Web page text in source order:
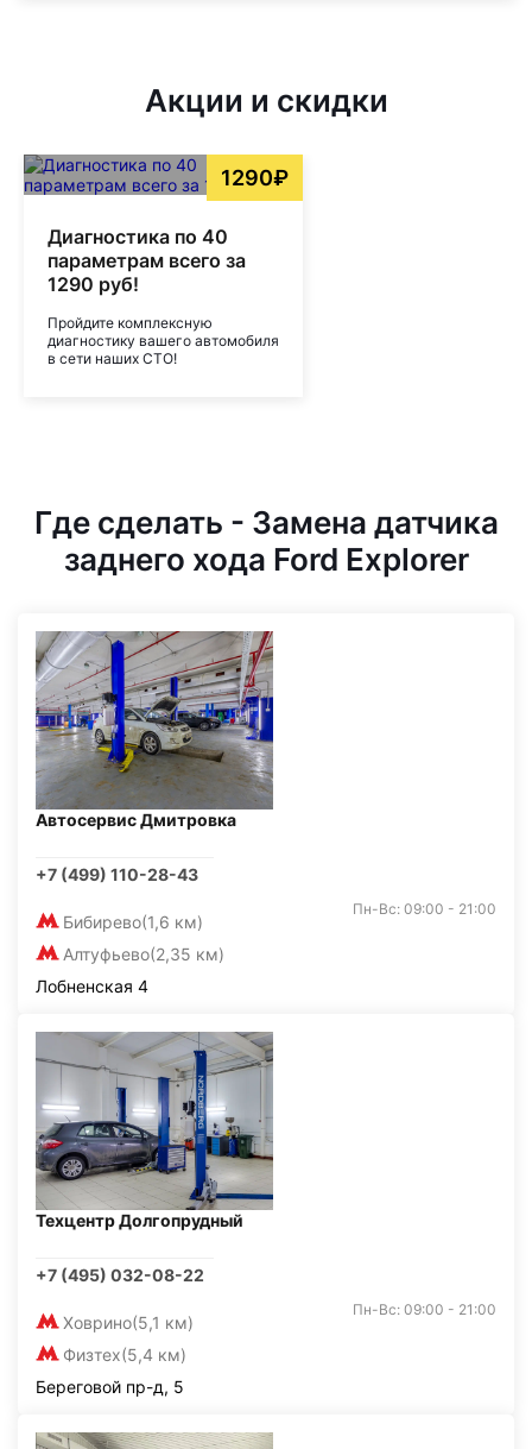
Акции и скидки
1290₽
Диагностика по 40
параметрам всего за
1290 руб!
Пройдите комплексную
диагностику вашего автомобиля
в сети наших СТО!
Где сделать - Замена датчика
заднего хода Ford Explorer
Автосервис Дмитровка
+7 (499) 110-28-43
Бибирево(1,6 км)
Алтуфьево(2,35 км)
Пн-Вс: 09:00 - 21:00
Лобненская 4
Техцентр Долгопрудный
+7 (495) 032-08-22
Ховрино(5,1 км)
Физтех(5,4 км)
Пн-Вс: 09:00 - 21:00
Береговой пр-д, 5